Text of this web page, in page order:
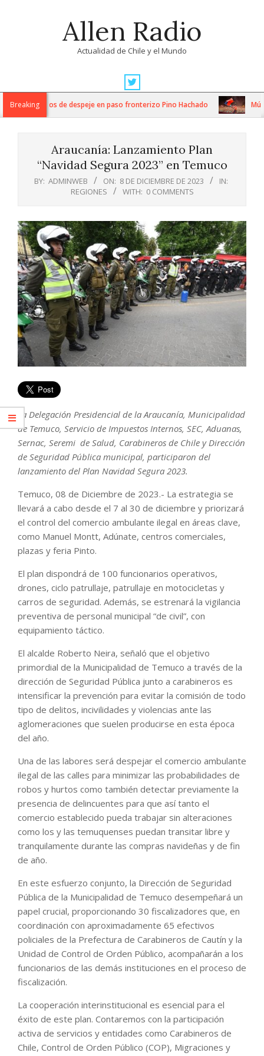
Allen Radio
Actualidad de Chile y el Mundo
Navigation
MenuBreaking
trabajos de despeje en paso fronterizo Pino Hachado
Araucanía: Lanzamiento Plan
“Navidad Segura 2023” en Temuco
BY: ADMINWEB ON: 8 DE DICIEMBRE DE 2023
IN:
REGIONES
WITH: 0 COMMENTS
La Delegación Presidencial de la Araucanía, Municipalidad
de Temuco, Servicio de Impuestos Internos, SEC, Aduanas,
Sernac, Seremi de Salud, Carabineros de Chile y Dirección
de Seguridad Pública municipal, participaron del
lanzamiento del Plan Navidad Segura 2023.
Temuco, 08 de Diciembre de 2023.- La estrategia se
llevará a cabo desde el 7 al 30 de diciembre y priorizará
el control del comercio ambulante ilegal en áreas clave,
como Manuel Montt, Adúnate, centros comerciales,
plazas y feria Pinto.
El plan dispondrá de 100 funcionarios operativos,
drones, ciclo patrullaje, patrullaje en motocicletas y
carros de seguridad. Además, se estrenará la vigilancia
preventiva de personal municipal “de civil”, con
equipamiento táctico.
El alcalde Roberto Neira, señaló que el objetivo
primordial de la Municipalidad de Temuco a través de la
dirección de Seguridad Pública junto a carabineros es
intensificar la prevención para evitar la comisión de todo
tipo de delitos, incivilidades y violencias ante las
aglomeraciones que suelen producirse en esta época
del año.
Una de las labores será despejar el comercio ambulante
ilegal de las calles para minimizar las probabilidades de
robos y hurtos como también detectar previamente la
presencia de delincuentes para que así tanto el
comercio establecido pueda trabajar sin alteraciones
como los y las temuquenses puedan transitar libre y
tranquilamente durante las compras navideñas y de fin
de año.
En este esfuerzo conjunto, la Dirección de Seguridad
Pública de la Municipalidad de Temuco desempeñará un
papel crucial, proporcionando 30 fiscalizadores que, en
coordinación con aproximadamente 65 efectivos
policiales de la Prefectura de Carabineros de Cautín y la
Unidad de Control de Orden Público, acompañarán a los
funcionarios de las demás instituciones en el proceso de
fiscalización.
La cooperación interinstitucional es esencial para el
éxito de este plan. Contaremos con la participación
activa de servicios y entidades como Carabineros de
Chile, Control de Orden Público (COP), Migraciones y